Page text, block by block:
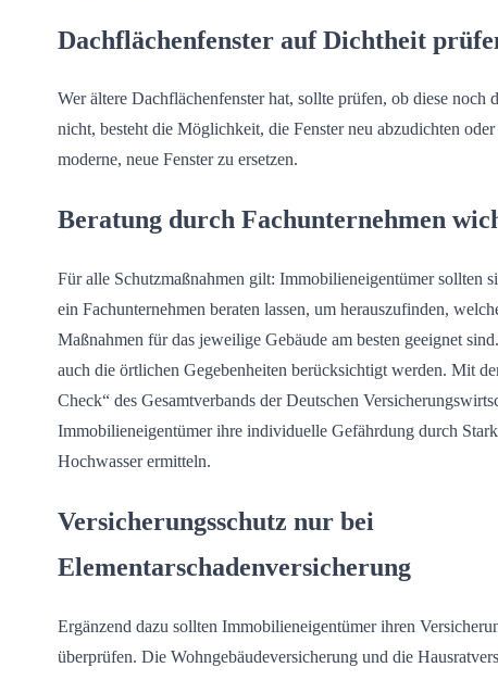
Dachflächenfenster auf Dichtheit
Wer ältere Dachflächenfenster hat, sollte prüfen, ob diese noch
nicht, besteht die Möglichkeit, die Fenster neu abzudichten
moderne, neue Fenster zu ersetzen.
Beratung durch Fachunternehmen
Für alle Schutzmaßnahmen gilt: Immobilieneigentümer sollten
ein Fachunternehmen beraten lassen, um herauszufinden,
Maßnahmen für das jeweilige Gebäude am besten geeignet
auch die örtlichen Gegebenheiten berücksichtigt werden. Mit
Check“ des Gesamtverbands der Deutschen
Immobilieneigentümer ihre individuelle Gefährdung durch
Hochwasser ermitteln.
Versicherungsschutz nur bei
Elementarschadenversicherung
Ergänzend dazu sollten Immobilieneigentümer ihren
überprüfen. Die Wohngebäudeversicherung und die